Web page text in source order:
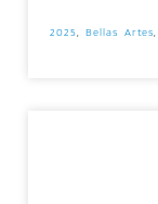
2025 ,Bellas Artes